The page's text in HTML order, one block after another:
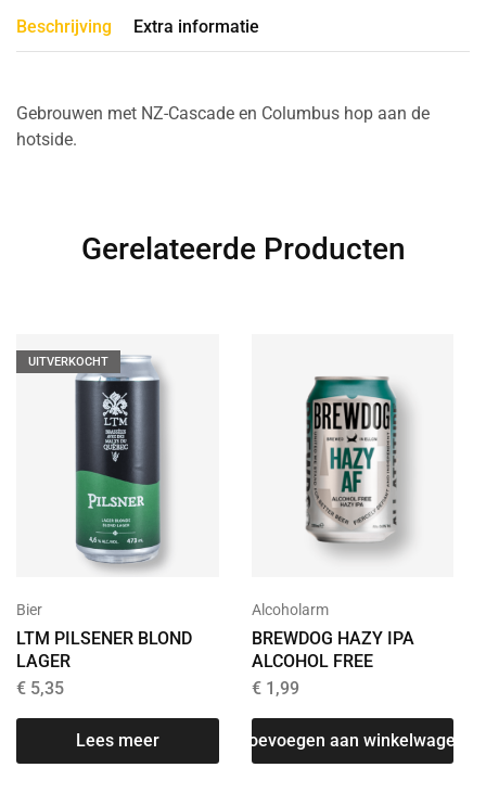
Beschrijving Extra informatie
Gebrouwen met NZ-Cascade en Columbus hop aan de
hotside.
Gerelateerde Producten
UITVERKOCHT
Bier
LTM PILSENER BLOND
LAGER
€ 5,35
Lees meer
Alcoholarm
BREWDOG HAZY IPA
ALCOHOL FREE
€1,99
Toevoegen aan winkelwagen